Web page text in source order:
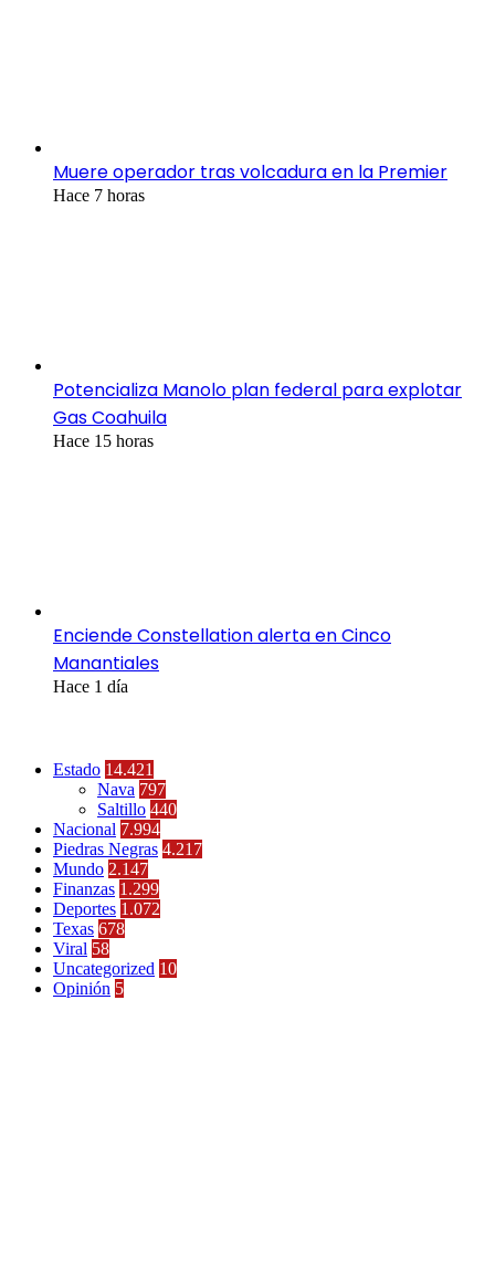
Muere operador tras volcadura en la Premier
Hace 7 horas
Potencializa Manolo plan federal para explotar
Gas Coahuila
Hace 15 horas
Enciende Constellation alerta en Cinco
Manantiales
Hace 1 día
Estado 14.421
Nava 797
Saltillo 440
Nacional 7.994
Piedras Negras 4.217
Mundo 2.147
Finanzas 1.299
Deportes 1.072
Texas 678
Viral 58
Uncategorized 10
Opinión 5